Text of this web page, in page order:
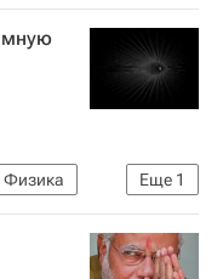
футболу)
Еще 1
Физика
Европейская организация ядерных исследований (ЦЕРН)